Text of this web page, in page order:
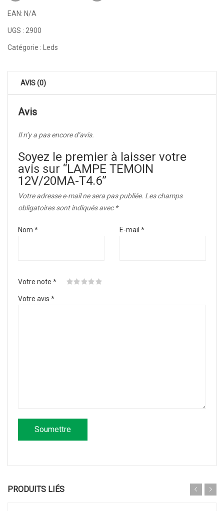
EAN: N/A
UGS : 2900
Catégorie : Leds
AVIS (0)
Avis
Il n’y a pas encore d’avis.
Soyez le premier à laisser votre
avis sur “LAMPE TEMOIN
12V/20MA-T4.6”
Votre adresse e-mail ne sera pas publiée. Les champs
obligatoires sont indiqués avec *
Nom * E-mail *
Votre note *
Votre avis *
PRODUITS LIÉS